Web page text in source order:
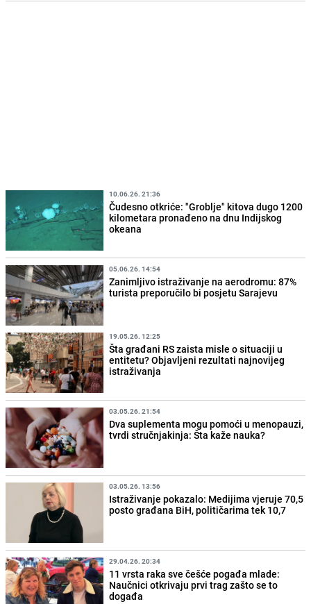
10.06.26. 21:36
Čudesno otkriće: "Groblje" kitova dugo 1200
kilometara pronađeno na dnu Indijskog
okeana
05.06.26. 14:54
Zanimljivo istraživanje na aerodromu: 87%
turista preporučilo bi posjetu Sarajevu
19.05.26. 12:25
Šta građani RS zaista misle o situaciji u
entitetu? Objavljeni rezultati najnovijeg
istraživanja
03.05.26. 21:54
Dva suplementa mogu pomoći u menopauzi,
tvrdi stručnjakinja: Šta kaže nauka?
03.05.26. 13:56
Istraživanje pokazalo: Medijima vjeruje 70,5
posto građana BiH, političarima tek 10,7
29.04.26. 20:34
11 vrsta raka sve češće pogađa mlade:
Naučnici otkrivaju prvi trag zašto se to
događa